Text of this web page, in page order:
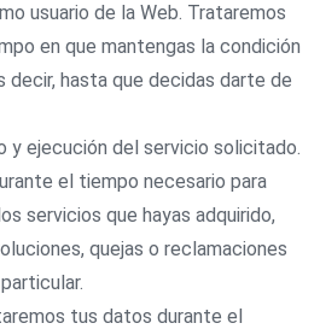
usuario de la Web. Trataremos
en que mantengas la condición
decir, hasta que decidas darte de
y ejecución del servicio solicitado.
el tiempo necesario para
servicios que hayas adquirido,
quejas o reclamaciones
tus datos durante el